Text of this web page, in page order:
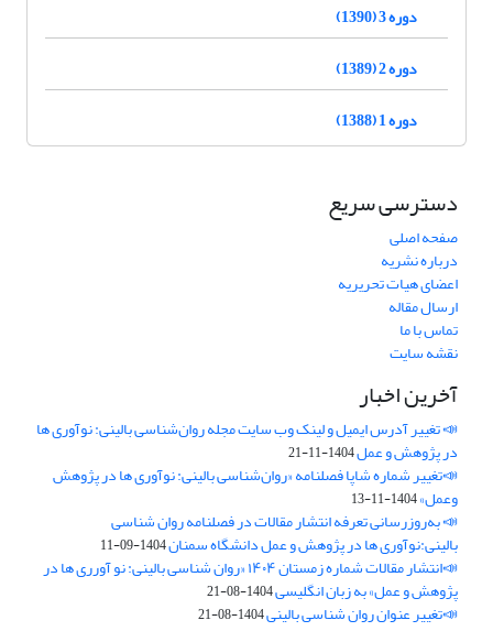
دوره 3 (1390)
دوره 2 (1389)
دوره 1 (1388)
دسترسی سریع
صفحه اصلی
درباره نشریه
اعضای هیات تحریریه
ارسال مقاله
تماس با ما
نقشه سایت
آخرین اخبار
📣 تغییر آدرس ایمیل و لینک وب‌ سایت مجله روان‌شناسی بالینی: نوآوری ها
در پژوهش و عمل1404-11-21
📣تغییر شماره شاپا فصلنامه «روان‌شناسی بالینی: نوآوری ها در پژوهش
وعمل»1404-11-13
📣 به‌روزرسانی تعرفه انتشار مقالات در فصلنامه روان شناسی
بالینی:نوآوری ها در پژوهش و عمل دانشگاه سمنان1404-09-11
📣انتشار مقالات شماره زمستان ۱۴۰۴ «روان شناسی بالینی: نو آورری ها در
پژوهش و عمل» به زبان انگلیسی1404-08-21
📣تغییر عنوان روان شناسی بالینی1404-08-21